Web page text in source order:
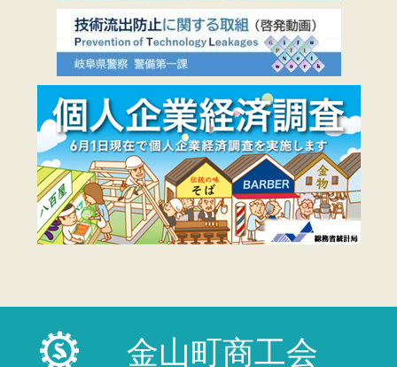
金山町商工会